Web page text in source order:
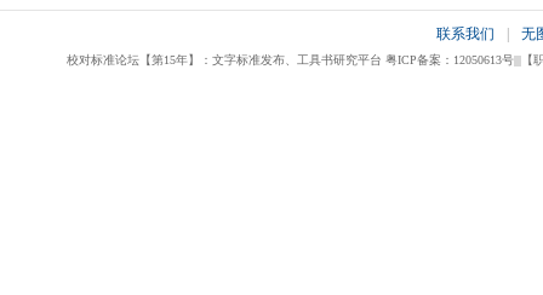
联系我们 无
校对标准论坛【第15年】：文字标准发布、工具书研究平台 粤ICP备案：12050613号|||【